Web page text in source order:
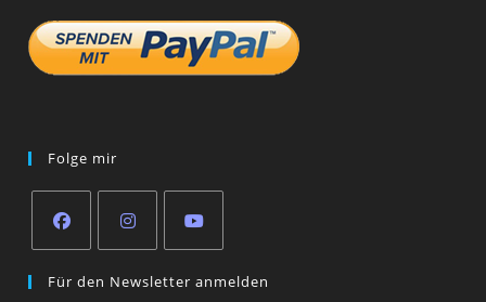
Folge mir
in
in
in
Für den Newsletter anmelden